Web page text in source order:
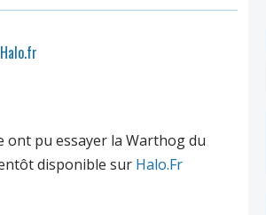
Halo.fr
ont pu essayer la Warthog du
disponible sur Halo.Fr